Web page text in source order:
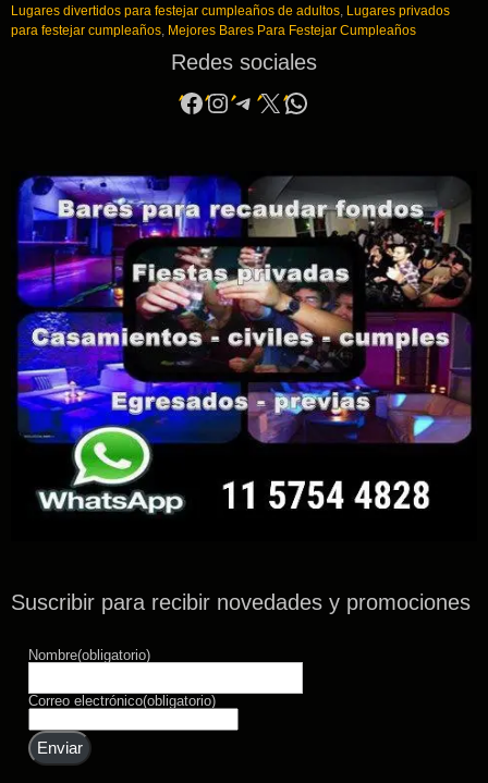
Lugares divertidos para festejar cumpleaños de adultos Lugares privados
para festejar cumpleaños Mejores Bares Para Festejar Cumpleaños
Redes sociales
Facebook
Instagram
Telegram
X WhatsApp
Suscribir para recibir novedades y promociones
Nombre(obligatorio)
Correo electrónico(obligatorio)
Enviar